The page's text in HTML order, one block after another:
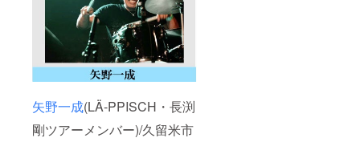
矢野一成(LÄ-PPISCH・長渕
剛ツアーメンバー)/久留米市